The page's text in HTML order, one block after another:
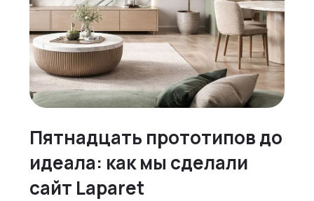
Пятнадцать прототипов до
идеала: как мы сделали
сайт Laparet